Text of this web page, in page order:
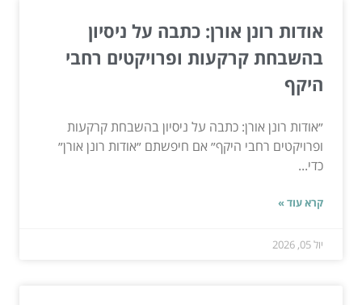
אודות רונן אורן: כתבה על ניסיון
בהשבחת קרקעות ופרויקטים רחבי
היקף
״אודות רונן אורן: כתבה על ניסיון בהשבחת קרקעות
ופרויקטים רחבי היקף״ אם חיפשתם ״אודות רונן אורן״
כדי...
קרא עוד »
יול 05, 2026